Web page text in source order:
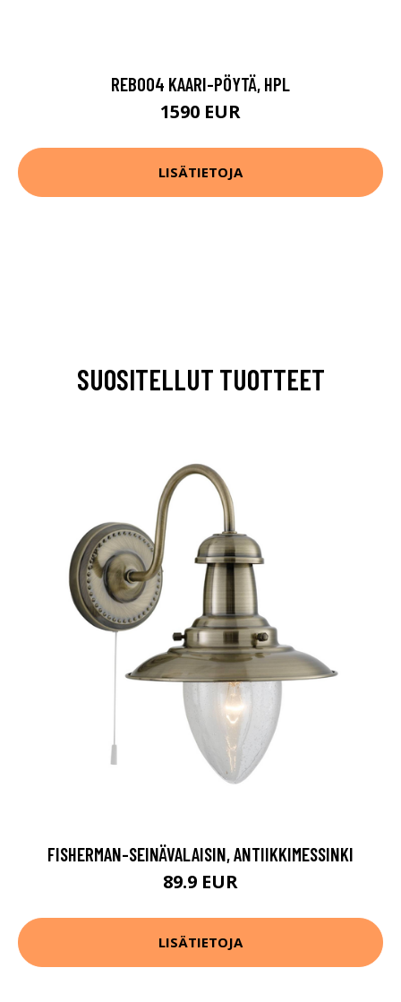
REB004 KAARI-PÖYTÄ, HPL
1590 EUR
LISÄTIETOJA
SUOSITELLUT TUOTTEET
FISHERMAN-SEINÄVALAISIN, ANTIIKKIMESSINKI
89.9 EUR
LISÄTIETOJA